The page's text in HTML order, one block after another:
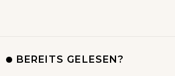
BEREITS GELESEN?